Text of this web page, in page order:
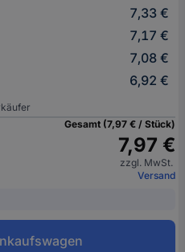
7,33 €
7,17 €
7,08 €
6,92 €
Gesamt (7,97 € / Stück)
7,97 €
zzgl. MwSt.
Versand